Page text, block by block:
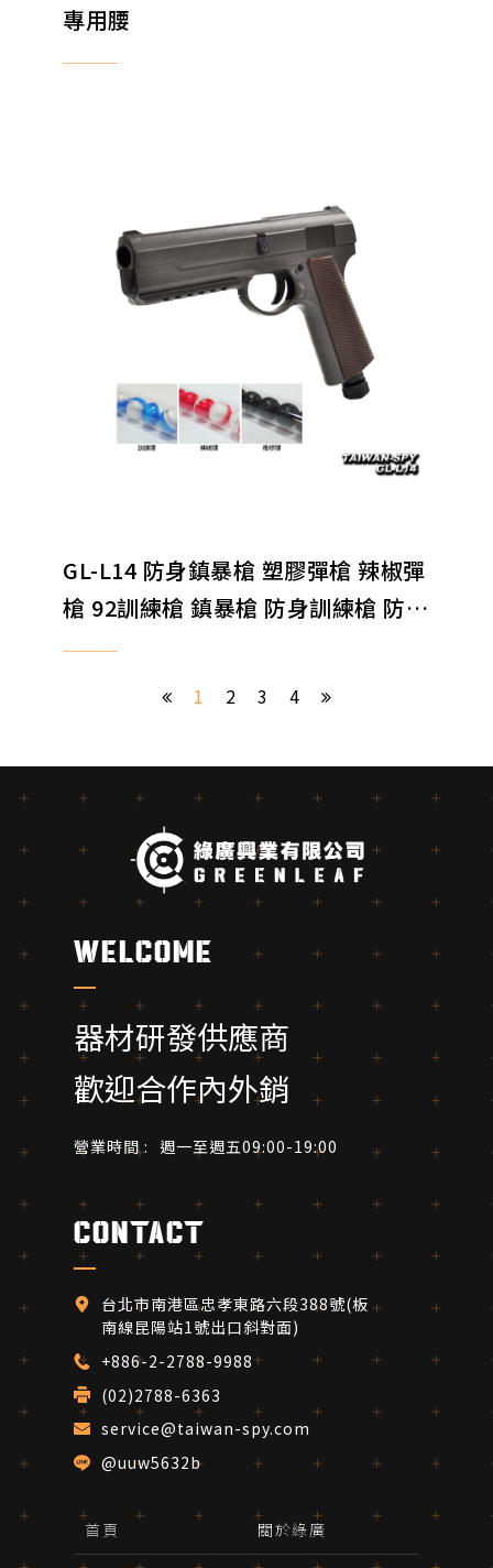
專用腰
GL-L14 防身鎮暴槍 塑膠彈槍 辣椒彈
槍 92訓練槍 鎮暴槍 防身訓練槍 防身
器材
1 2 3 4
welcome
器材研發供應商
歡迎合作內外銷
營業時間 : 週一至週五09:00-19:00
contact
台北市南港區忠孝東路六段388號(板
南線昆陽站1號出口斜對面)
+886-2-2788-9988
(02)2788-6363
service@taiwan-spy.com
@uuw5632b
首頁 關於綠廣